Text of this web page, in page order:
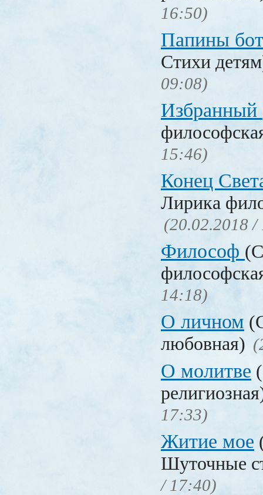
16:50)
Папины
Стихи
09:08)
Избранный
15:46)
Конец
Лирика
(20.02.2018 /
Философ
14:18)
О личном
любовная)
О молитве
17:33)
Житие мое
Шуточные
/ 17:40)